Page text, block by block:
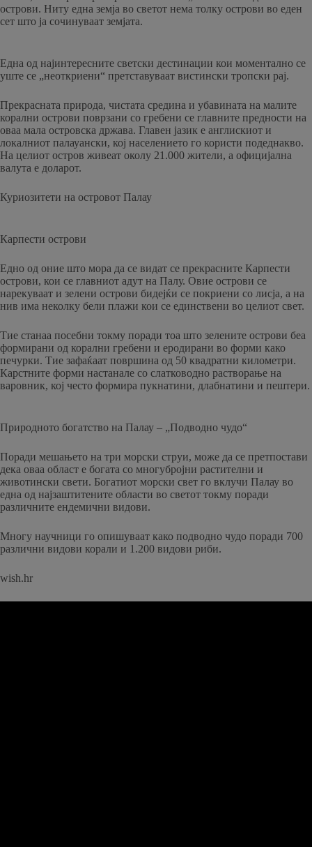
острови. Ниту една земја во светот нема толку острови во еден
сет што ја сочинуваат земјата.
Една од најинтересните светски дестинации кои моментално се
уште се „неоткриени“ претставуваат вистински тропски рај.
Прекрасната природа, чистата средина и убавината на малите
корални острови поврзани со гребени се главните предности на
оваа мала островска држава. Главен јазик е англискиот и
локалниот палауански, кој населението го користи подеднакво.
На целиот остров живеат околу 21.000 жители, а официјална
валута е доларот.
Куриозитети на островот Палау
Карпести острови
Едно од оние што мора да се видат се прекрасните Карпести
острови, кои се главниот адут на Палу. Овие острови се
нарекуваат и зелени острови бидејќи се покриени со лисја, а на
нив има неколку бели плажи кои се единствени во целиот свет.
Тие станаа посебни токму поради тоа што зелените острови беа
формирани од корални гребени и еродирани во форми како
печурки. Тие зафаќаат површина од 50 квадратни километри.
Карстните форми настанале со слатководно растворање на
варовник, кој често формира пукнатини, длабнатини и пештери.
Природното богатство на Палау – „Подводно чудо“
Поради мешањето на три морски струи, може да се претпостави
дека оваа област е богата со многубројни растителни и
животински свети. Богатиот морски свет го вклучи Палау во
една од најзаштитените области во светот токму поради
различните ендемични видови.
Многу научници го опишуваат како подводно чудо поради 700
различни видови корали и 1.200 видови риби.
wish.hr